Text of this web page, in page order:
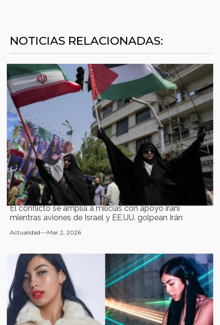
NOTICIAS RELACIONADAS:
El conflicto se amplía a milicias con apoyo iraní
mientras aviones de Israel y EE.UU. golpean Irán
Actualidad Mar 2, 2026